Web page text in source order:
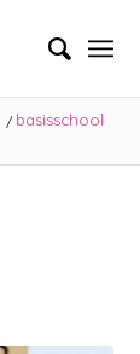
/ basisschool